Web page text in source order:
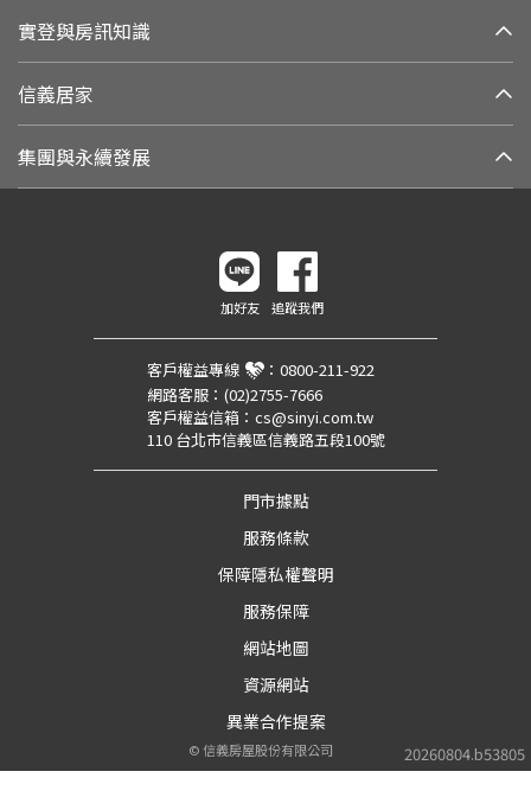
實登與房訊知識
信義居家
集團與永續發展
20260804.b53805
加好友 追蹤我們
客戶權益專線 ： 0800-211-922
網路客服： (02)2755-7666
客戶權益信箱： cs@sinyi.com.tw
110 台北市信義區信義路五段100號
門市據點
服務條款
保障隱私權聲明
服務保障
網站地圖
資源網站
異業合作提案
©信義房屋股份有限公司